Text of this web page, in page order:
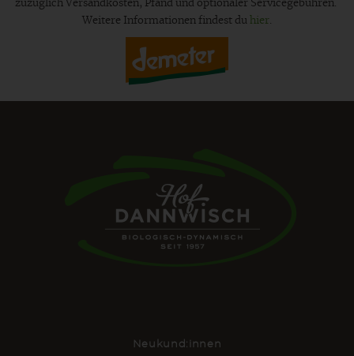
zuzüglich Versandkosten, Pfand und optionaler Servicegebühren.
Weitere Informationen findest du hier.
Neukund:innen